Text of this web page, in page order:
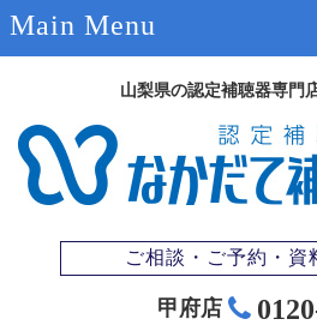
Main Menu
山梨県の認定補聴器専門
ご相談・ご予約・資
甲府店